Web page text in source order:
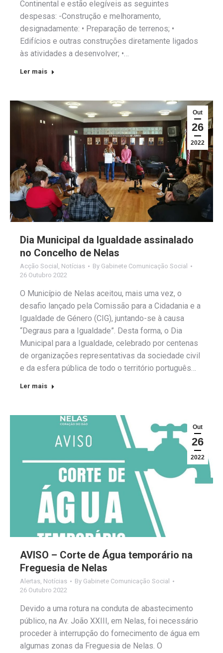
Continental e estão elegíveis as seguintes
despesas: -Construção e melhoramento,
designadamente: • Preparação de terrenos; •
Edifícios e outras construções diretamente ligados
às atividades a desenvolver; •…
Ler mais
Out
26
2022
Dia Municipal da Igualdade assinalado
no Concelho de Nelas
Acção Social , Notícias By Gabinete Comunicação Social
26 Outubro 2022
O Município de Nelas aceitou, mais uma vez, o
desafio lançado pela Comissão para a Cidadania e a
Igualdade de Género (CIG), juntando-se à causa
“Degraus para a Igualdade”. Desta forma, o Dia
Municipal para a Igualdade, celebrado por centenas
de organizações representativas da sociedade civil
e da esfera pública de todo o território português…
Ler mais
Out
26
2022
AVISO – Corte de Água temporário na
Freguesia de Nelas
Alertas, Notícias By Gabinete Comunicação Social
26 Outubro 2022
Devido a uma rotura na conduta de abastecimento
público, na Av. João XXIII, em Nelas, foi necessário
proceder à interrupção do fornecimento de água em
algumas zonas da Freguesia de Nelas. O